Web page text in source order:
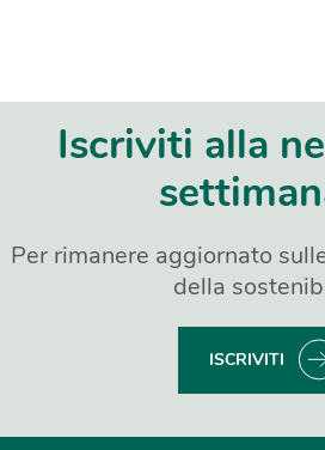
Iscriviti alla
Per rimanere aggiornato
della
ISCRIVITI